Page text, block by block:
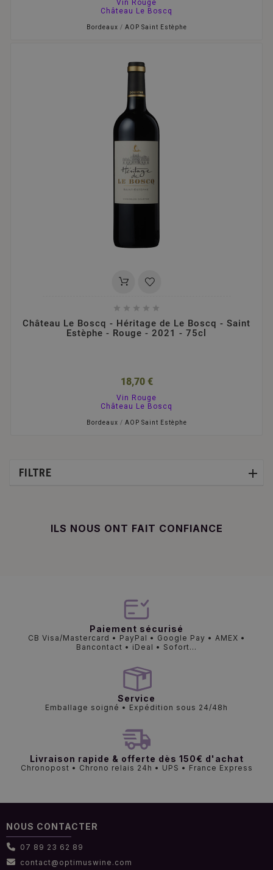
Vin Rouge
Château Le Boscq
Bordeaux / AOP Saint Estèphe
    
Château Le Boscq - Héritage de Le Boscq - Saint
Estèphe - Rouge - 2021 - 75cl
18,70 €
Vin Rouge
Château Le Boscq
Bordeaux / AOP Saint Estèphe
FILTRE
ILS NOUS ONT FAIT CONFIANCE
Paiement sécurisé
CB Visa/Mastercard • PayPal • Google Pay • AMEX •
Bancontact • iDeal • Sofort...
Service
Emballage soigné • Expédition sous 24/48h
Livraison rapide & offerte dès 150€ d'achat
Chronopost • Chrono relais 24h • UPS • France Express
NOUS CONTACTER
07 89 23 62 89
contact@optimuswine.com